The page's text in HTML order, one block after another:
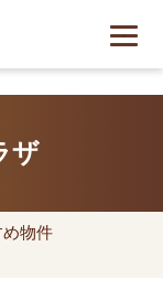
・空き家・借
会社Orio
ザ
物件